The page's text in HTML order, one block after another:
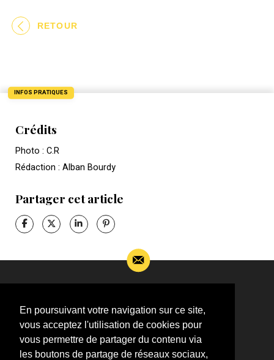
En poursuivant votre navigation sur ce site,
vous acceptez l'utilisation de cookies pour
vous permettre de partager du contenu via
les boutons de partage de réseaux sociaux,
RETOUR
INFOS PRATIQUES
Crédits
Photo : C.R
Rédaction : Alban Bourdy
Partager cet article
complémentaires sur l’actualité de Jean-Jacques
Goldman,
ÉCRIVEZ-MOI !